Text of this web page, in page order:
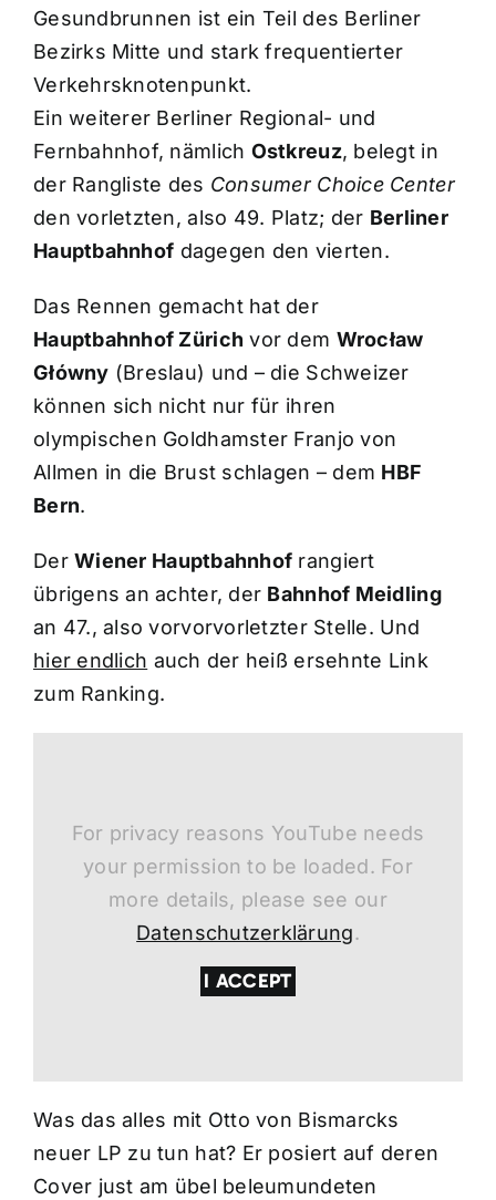
Gesundbrunnen ist ein Teil des Berliner
Bezirks Mitte und stark frequentierter
Verkehrsknotenpunkt.
Ein weiterer Berliner Regional- und
Fernbahnhof, nämlich Ostkreuz, belegt in
der Rangliste des Consumer Choice Center
den vorletzten, also 49. Platz; der Berliner
Hauptbahnhof dagegen den vierten.
Das Rennen gemacht hat der
Hauptbahnhof Zürich vor dem Wrocław
Główny (Breslau) und – die Schweizer
können sich nicht nur für ihren
olympischen Goldhamster Franjo von
Allmen in die Brust schlagen – dem HBF
Bern.
DerWiener Hauptbahnhof rangiert
übrigens an achter, der Bahnhof Meidling
an 47., also vorvorvorletzter Stelle. Und
hier endlich auch der heiß ersehnte Link
zum Ranking.
For privacy reasons YouTube needs
your permission to be loaded. For
more details, please see our
Datenschutzerklärung.
I ACCEPT
Was das alles mit Otto von Bismarcks
neuer LP zu tun hat? Er posiert auf deren
Cover just am übel beleumundeten